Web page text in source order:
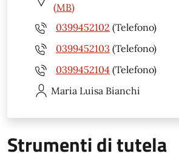
(MB)
0399452102 (Telefono)
0399452103 (Telefono)
0399452104 (Telefono)
Maria Luisa Bianchi
Strumenti di tutela